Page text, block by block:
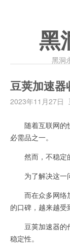
黑
黑洞
豆荚加速器
2023年11月27日
随着互联网的快
必需品之一。
然而，不稳定的
为了解决这一问
而在众多网络
的口碑，越来越受
豆荚加速器的作
稳定性。